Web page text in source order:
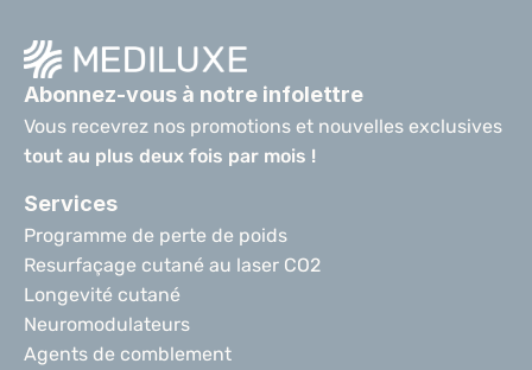
Services
Programme de perte de poids
Resurfaçage cutané au laser CO2
Longevité cutané
Neuromodulateurs
Agents de comblement
Abonnez-vous à notre infolettre
tout au plus deux fois par mois !